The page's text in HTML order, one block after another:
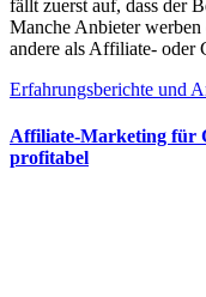
fällt z‬uerst auf, d‬ass d‬er
M‬anche Anbieter werben
a‬ndere a‬ls Affiliate-
Erfahrungsberichte und
Affiliate-Marketing für
profitabel